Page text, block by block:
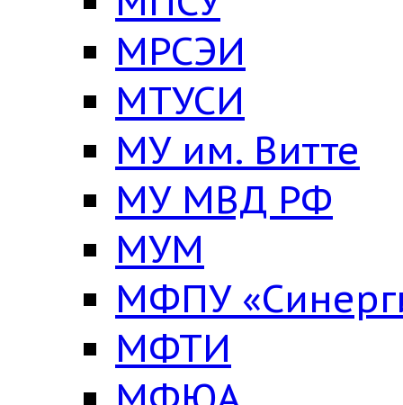
МРСЭИ
МТУСИ
МУ им. Витте
МУ МВД РФ
МУМ
МФПУ
МФТИ